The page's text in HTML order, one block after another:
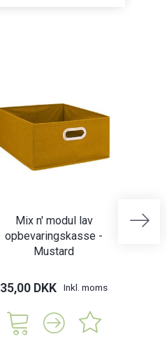
Mix n' modul lav
opbevaringskasse -
Mustard
35,00 DKK Inkl. moms